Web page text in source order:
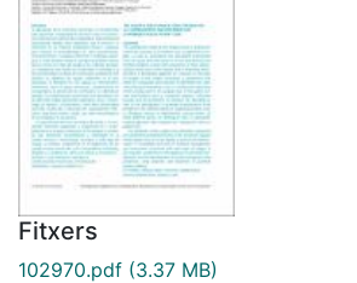
Fitxers
102970.pdf (3.37 MB)